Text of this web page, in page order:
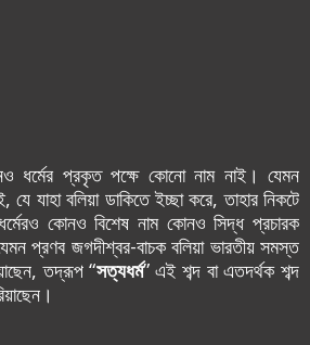
প্রকৃত পক্ষে কোনো নাম নাই। যেমন
যাহা বলিয়া ডাকিতে ইচ্ছা করে, তাহার নিকটে
কোন‌ও বিশেষ নাম কোন‌ও সিদ্ধ প্রচারক
প্রণব জগদীশ্বর-বাচক বলিয়া ভারতীয় সমস্ত
তদ্রূপ “সত্যধর্ম” এই শব্দ বা এতদর্থক শব্দ